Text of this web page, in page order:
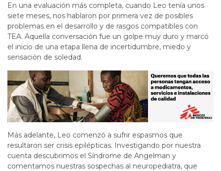
En una evaluación más completa, cuando Leo tenía unos
siete meses, nos hablaron por primera vez de posibles
problemas en el desarrollo y de rasgos compatibles con
TEA. Aquella conversación fue un golpe muy duro y marcó
el inicio de una etapa llena de incertidumbre, miedo y
sensación de soledad.
Más adelante, Leo comenzó a sufrir espasmos que
resultaron ser crisis epilépticas. Investigando por nuestra
cuenta descubrimos el Síndrome de Angelman y
comentamos nuestras sospechas al neuropediatra, que